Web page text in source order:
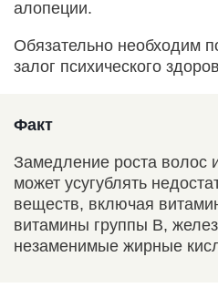
алопеции.
Обязательно необходим
залог психического
Факт
Замедление роста волос
может усугублять
веществ, включая
витамины группы В,
незаменимые жирные